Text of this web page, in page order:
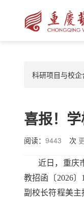
科研项目与校企
喜报！
阅读： 9443 次
近日，重庆
教招函〔2026
副校长符程美